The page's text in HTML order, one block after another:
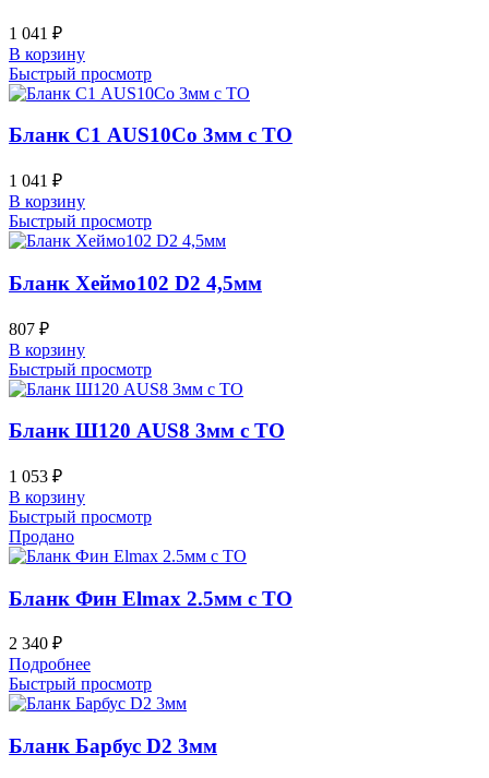
1 041 ₽
В корзину
Быстрый просмотр
Бланк С1 AUS10Co 3мм с ТО
1 041 ₽
В корзину
Быстрый просмотр
Бланк Хеймо102 D2 4,5мм
807 ₽
В корзину
Быстрый просмотр
Бланк Ш120 AUS8 3мм с ТО
1 053 ₽
В корзину
Быстрый просмотр
Продано
Бланк Фин Elmax 2.5мм с ТО
2 340 ₽
Подробнее
Быстрый просмотр
Бланк Барбус D2 3мм